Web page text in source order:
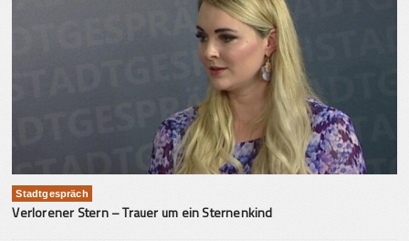
Stadtgespräch
Verlorener Stern – Trauer um ein Sternenkind